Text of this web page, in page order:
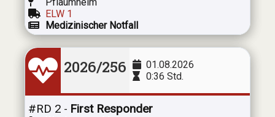
ELW 1
Medizinischer Notfall
2026/256
01.08.2026
0:36 Std.
#RD 2 - First Responder